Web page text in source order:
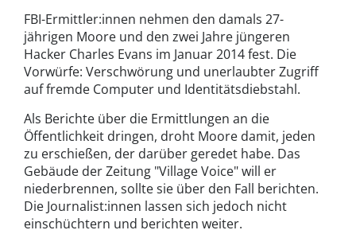
FBI-Ermittler:innen nehmen den damals 27-
jährigen Moore und den zwei Jahre jüngeren
Hacker Charles Evans im Januar 2014 fest. Die
Vorwürfe: Verschwörung und unerlaubter Zugriff
auf fremde Computer und Identitätsdiebstahl.
Als Berichte über die Ermittlungen an die
Öffentlichkeit dringen, droht Moore damit, jeden
zu erschießen, der darüber geredet habe. Das
Gebäude der Zeitung "Village Voice" will er
niederbrennen, sollte sie über den Fall berichten.
Die Journalist:innen lassen sich jedoch nicht
einschüchtern und berichten weiter.